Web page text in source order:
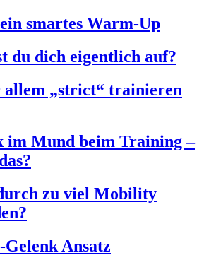
smartes Warm-Up
du dich eigentlich auf?
„strict“ trainieren
im Mund beim Training –
zu viel Mobility
Ansatz